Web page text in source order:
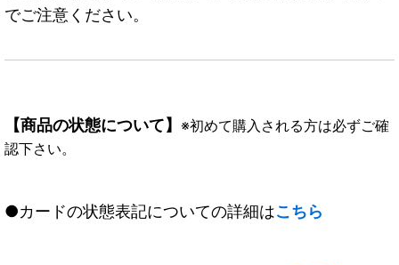
でご注意ください。
【商品の状態について】 ※初めて購入される方は必ずご確
認下さい。
●カードの状態表記についての詳細はこちら